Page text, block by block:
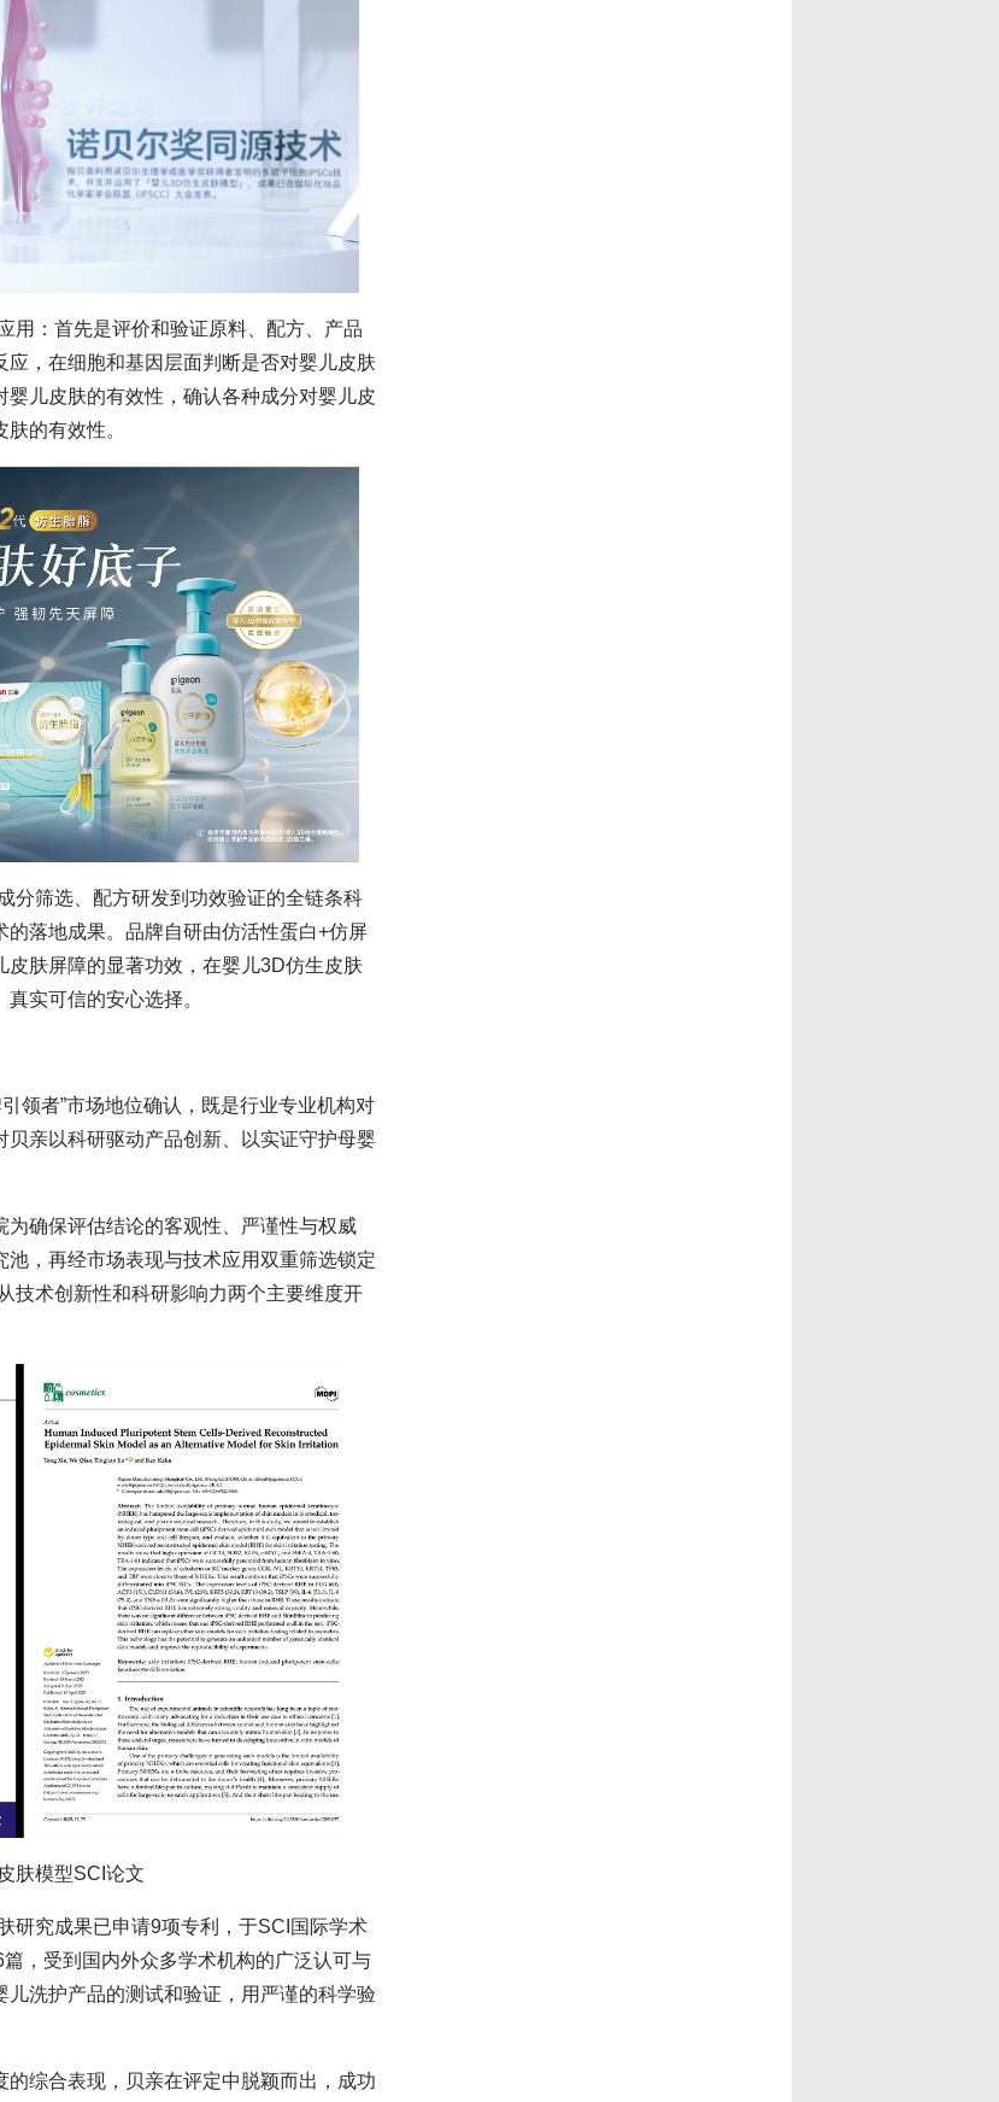
用：首先是评价和验证原料、配方、产品
，在细胞和基因层面判断是否对婴儿皮肤
儿皮肤的有效性，确认各种成分对婴儿皮
的有效性。
分筛选、配方研发到功效验证的全链条科
落地成果。品牌自研由仿活性蛋白+仿屏
肤屏障的显著功效，在婴儿3D仿生皮肤
实可信的安心选择。
领者”市场地位确认，既是行业专业机构对
亲以科研驱动产品创新、以实证守护母婴
确保评估结论的客观性、严谨性与权威
，再经市场表现与技术应用双重筛选锁定
技术创新性和科研影响力两个主要维度开
肤模型SCI论文
研究成果已申请9项专利，于SCI国际学术
，受到国内外众多学术机构的广泛认可与
洗护产品的测试和验证，用严谨的科学验
综合表现，贝亲在评定中脱颖而出，成功